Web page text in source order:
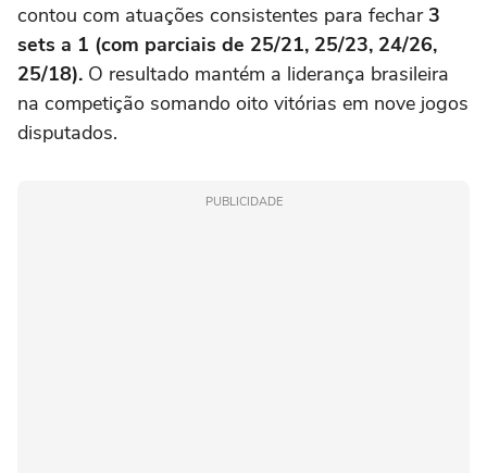
contou com atuações consistentes para fechar 3
sets a 1 (com parciais de 25/21, 25/23, 24/26,
25/18). O resultado mantém a liderança brasileira
na competição somando oito vitórias em nove jogos
disputados.
PUBLICIDADE